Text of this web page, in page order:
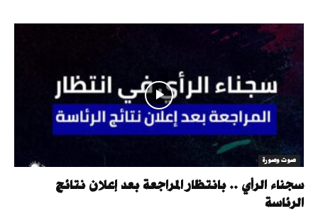
صوت وصورة
سجناء الرأي .. بانتظار المراجعة بعد إعلان نتائج
الرئاسة